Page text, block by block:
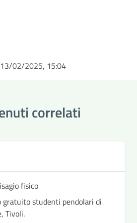
13/02/2025, 15:04
correlati
fisico
gratuito studenti pendolari di
Tivoli.